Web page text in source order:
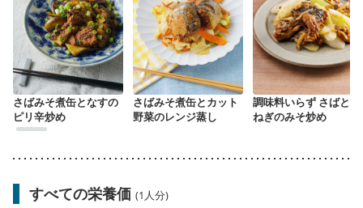
さばみそ煮缶となすの
ピリ辛炒め
さばみそ煮缶とカット
野菜のレンジ蒸し
調味料いらず さばと長
ねぎのみそ炒め
すべての栄養価 (1人分)